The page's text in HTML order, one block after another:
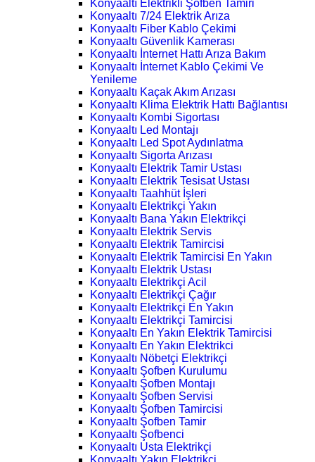
Konyaaltı Elektrikli Şofben Tamiri
Konyaaltı 7/24 Elektrik Arıza
Konyaaltı Fiber Kablo Çekimi
Konyaaltı Güvenlik Kamerası
Konyaaltı İnternet Hattı Arıza Bakım
Konyaaltı İnternet Kablo Çekimi Ve
Yenileme
Konyaaltı Kaçak Akım Arızası
Konyaaltı Klima Elektrik Hattı Bağlantısı
Konyaaltı Kombi Sigortası
Konyaaltı Led Montajı
Konyaaltı Led Spot Aydınlatma
Konyaaltı Sigorta Arızası
Konyaaltı Elektrik Tamir Ustası
Konyaaltı Elektrik Tesisat Ustası
Konyaaltı Taahhüt İşleri
Konyaaltı Elektrikçi Yakın
Konyaaltı Bana Yakın Elektrikçi
Konyaaltı Elektrik Servis
Konyaaltı Elektrik Tamircisi
Konyaaltı Elektrik Tamircisi En Yakın
Konyaaltı Elektrik Ustası
Konyaaltı Elektrikçi Acil
Konyaaltı Elektrikçi Çağır
Konyaaltı Elektrikçi En Yakın
Konyaaltı Elektrikçi Tamircisi
Konyaaltı En Yakın Elektrik Tamircisi
Konyaaltı En Yakın Elektrikci
Konyaaltı Nöbetçi Elektrikçi
Konyaaltı Şofben Kurulumu
Konyaaltı Şofben Montajı
Konyaaltı Şofben Servisi
Konyaaltı Şofben Tamircisi
Konyaaltı Şofben Tamir
Konyaaltı Şofbenci
Konyaaltı Usta Elektrikçi
Konyaaltı Yakın Elektrikçi